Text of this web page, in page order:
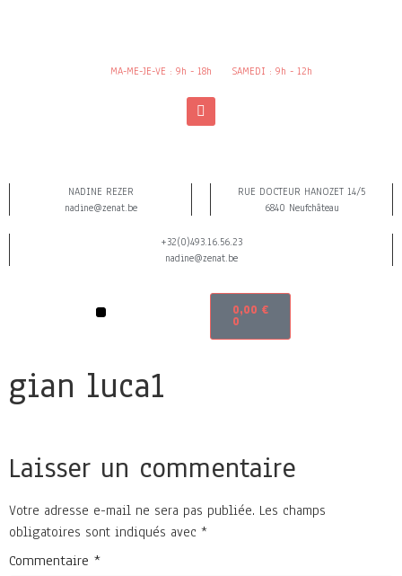
MA-ME-JE-VE : 9h - 18h SAMEDI : 9h - 12h
NADINE REZER
nadine@zenat.be
RUE DOCTEUR HANOZET 14/5
6840 Neufchâteau
+32(0)493.16.56.23
nadine@zenat.be
0,00 €
0
gian luca1
Laisser un commentaire
Votre adresse e-mail ne sera pas publiée. Les champs
obligatoires sont indiqués avec *
Commentaire *